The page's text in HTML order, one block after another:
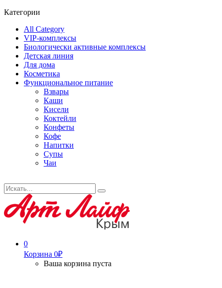
Категории
All Category
VIP-комплексы
Биологически активные комплексы
Детская линия
Для дома
Косметика
Функциональное питание
Взвары
Каши
Кисели
Коктейли
Конфеты
Кофе
Напитки
Супы
Чаи
Search
0
Корзина 0₽
Ваша корзина пуста